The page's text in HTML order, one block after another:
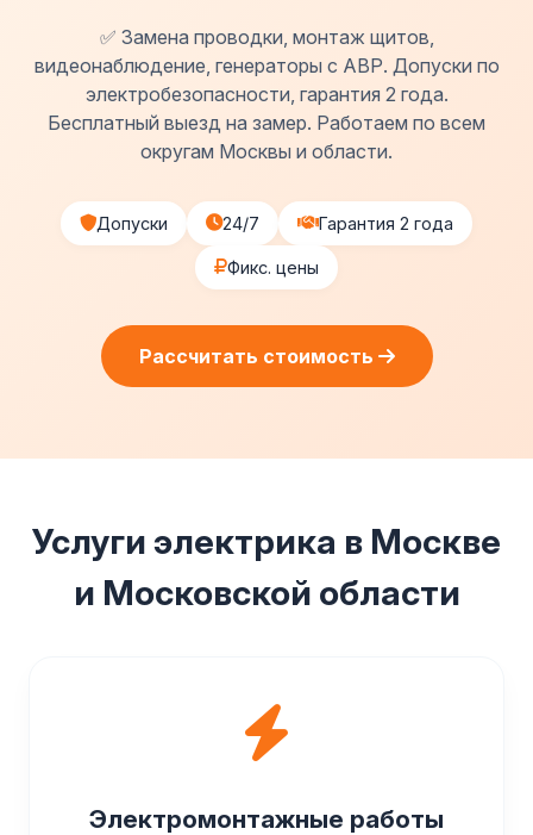
✅ Замена проводки, монтаж щитов,
видеонаблюдение, генераторы с АВР. Допуски по
электробезопасности, гарантия 2 года.
Бесплатный выезд на замер. Работаем по всем
округам Москвы и области.
Допуски 24/7 Гарантия 2 года
Фикс. цены
Рассчитать стоимость
Услуги электрика в Москве
и Московской области
Электромонтажные работы